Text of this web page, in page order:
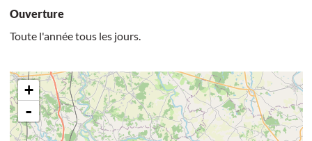
Ouverture
Toute l'année tous les jours.
+
-